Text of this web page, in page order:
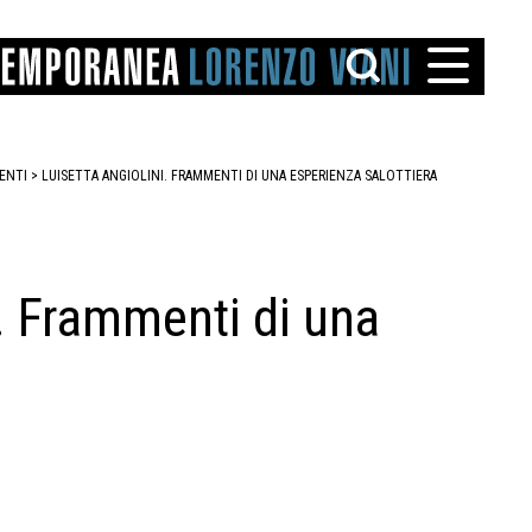
> LUISETTA ANGIOLINI. FRAMMENTI DI UNA ESPERIENZA SALOTTIERA
Frammenti di una